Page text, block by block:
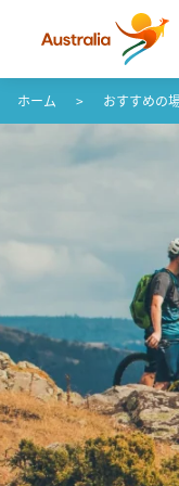
コンテンツへスキップ
フッターナビゲーシ
ホーム おすすめの